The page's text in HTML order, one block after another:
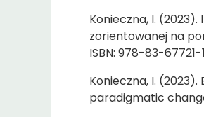
Konieczna, I.
zorientowanej na
ISBN: 978-83-
Konieczna, I.
paradigmatic